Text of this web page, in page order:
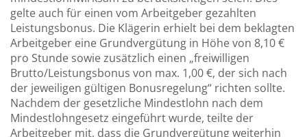
gelte auch für einen vom Arbeitgeber gezahlten
Leistungsbonus. Die Klägerin erhielt bei dem beklagten
Arbeitgeber eine Grundvergütung in Höhe von 8,10 €
pro Stunde sowie zusätzlich einen „freiwilligen
Brutto/Leistungsbonus von max. 1,00 €, der sich nach
der jeweiligen gültigen Bonusregelung“ richten sollte.
Nachdem der gesetzliche Mindestlohn nach dem
Mindestlohngesetz eingeführt wurde, teilte der
Arbeitgeber mit, dass die Grundvergütung weiterhin